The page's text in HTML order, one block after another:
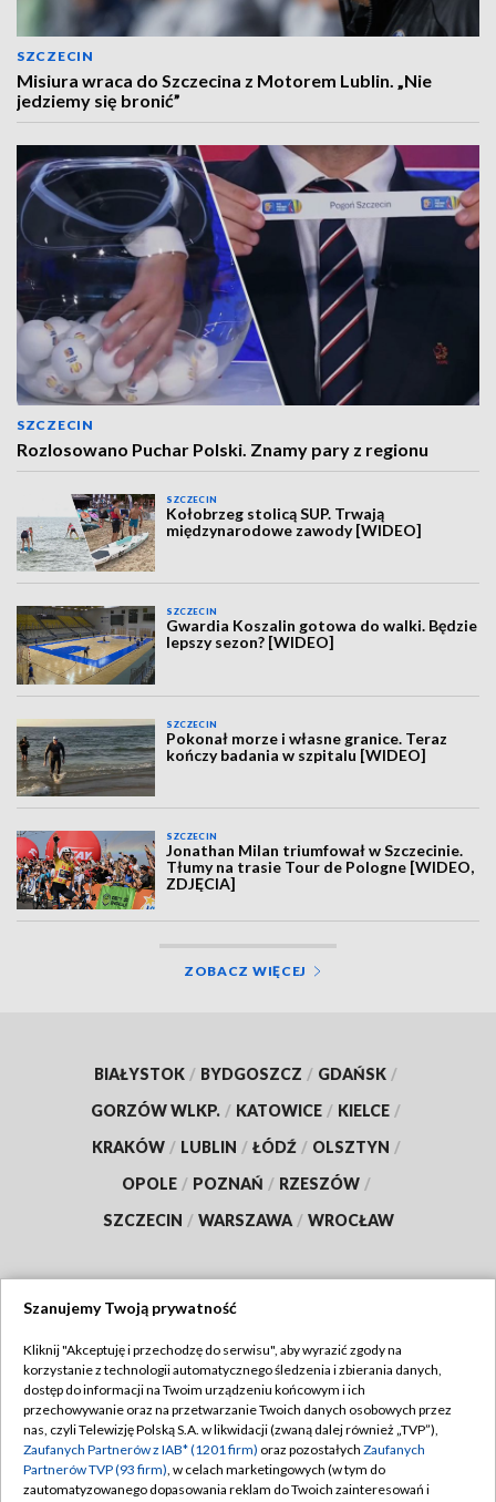
SZCZECIN
Misiura wraca do Szczecina z Motorem Lublin. „Nie
jedziemy się bronić”
SZCZECIN
Rozlosowano Puchar Polski. Znamy pary z regionu
SZCZECIN
Kołobrzeg stolicą SUP. Trwają
międzynarodowe zawody [WIDEO]
SZCZECIN
Gwardia Koszalin gotowa do walki. Będzie
lepszy sezon? [WIDEO]
SZCZECIN
Pokonał morze i własne granice. Teraz
kończy badania w szpitalu [WIDEO]
SZCZECIN
Jonathan Milan triumfował w Szczecinie.
Tłumy na trasie Tour de Pologne [WIDEO,
ZDJĘCIA]
ZOBACZ WIĘCEJ
BIAŁYSTOK / BYDGOSZCZ / GDAŃSK /
GORZÓW WLKP. / KATOWICE / KIELCE /
KRAKÓW / LUBLIN / ŁÓDŹ / OLSZTYN /
OPOLE / POZNAŃ / RZESZÓW /
SZCZECIN / WARSZAWA / WROCŁAW
TVP
Abonament TVP
Emisja w TVP
Centrum informacji TVP
Regulamin TVP
Polityka prywatności
Moje zgody
Szanujemy Twoją prywatność
Kliknij "Akceptuję i przechodzę do serwisu", aby wyrazić zgody na
korzystanie z technologii automatycznego śledzenia i zbierania danych,
dostęp do informacji na Twoim urządzeniu końcowym i ich
przechowywanie oraz na przetwarzanie Twoich danych osobowych przez
nas, czyli Telewizję Polską S.A. w likwidacji (zwaną dalej również „TVP”),
Zaufanych Partnerów z IAB* (1201 firm) oraz pozostałych Zaufanych
Partnerów TVP (93 firm), w celach marketingowych (w tym do
zautomatyzowanego dopasowania reklam do Twoich zainteresowań i